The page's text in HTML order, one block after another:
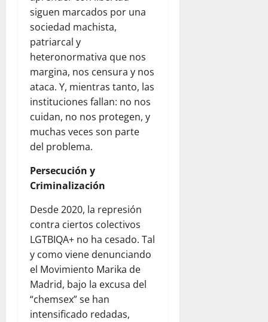
siguen marcados por una
sociedad machista,
patriarcal y
heteronormativa que nos
margina, nos censura y nos
ataca. Y, mientras tanto, las
instituciones fallan: no nos
cuidan, no nos protegen, y
muchas veces son parte
del problema.
Persecución y
Criminalización
Desde 2020, la represión
contra ciertos colectivos
LGTBIQA+ no ha cesado. Tal
y como viene denunciando
el Movimiento Marika de
Madrid, bajo la excusa del
“chemsex” se han
intensificado redadas,